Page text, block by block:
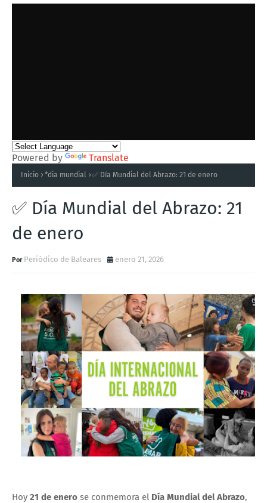
Powered by Translate
Inicio *dia mundial ✅ Día Mundial del Abrazo: 21 de enero
✅ Día Mundial del Abrazo: 21
de enero
Periódico de Baleares enero 21, 2026
Hoy 21 de enero se conmemora el Día Mundial del Abrazo,